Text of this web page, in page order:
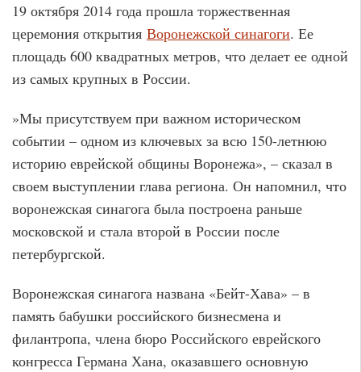
19 октября 2014 года прошла торжественная
церемония открытия Воронежской синагоги. Ее
площадь 600 квадратных метров, что делает ее одной
из самых крупных в России.
»Мы присутствуем при важном историческом
событии – одном из ключевых за всю 150-летнюю
историю еврейской общины Воронежа», – сказал в
своем выступлении глава региона. Он напомнил, что
воронежская синагога была построена раньше
московской и стала второй в России после
петербургской.
Воронежская синагога названа «Бейт-Хава» – в
память бабушки российского бизнесмена и
филантропа, члена бюро Российского еврейского
конгресса Германа Хана, оказавшего основную